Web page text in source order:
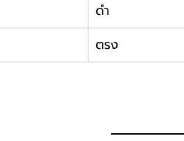
ดำ
ตรง